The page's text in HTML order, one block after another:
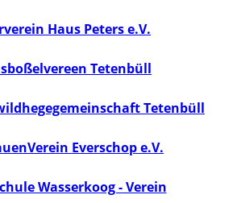
Haus Peters e.V.
Tetenbüll
Tetenbüll
Everschop e.V.
Wasserkoog - Verein